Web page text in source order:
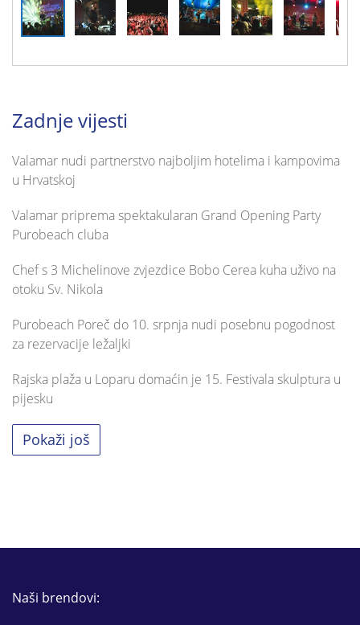
Zadnje vijesti
Valamar nudi partnerstvo najboljim hotelima i kampovima
u Hrvatskoj
Valamar priprema spektakularan Grand Opening Party
Purobeach cluba
Chef s 3 Michelinove zvjezdice Bobo Cerea kuha uživo na
otoku Sv. Nikola
Purobeach Poreč do 10. srpnja nudi posebnu pogodnost
za rezervacije ležaljki
Rajska plaža u Loparu domaćin je 15. Festivala skulptura u
pijesku
Pokaži još
Naši brendovi: